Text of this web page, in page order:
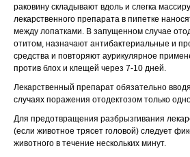
раковину складывают вдоль и слегка
лекарственного препарата в пипетке
между лопатками. В запущенном случае
отитом, назначают антибактериальные и
средства и повторяют аурикулярное
против блох и клещей через 7-10 дней.
Лекарственный препарат обязательно
случаях поражения отодектозом только
Для предотвращения разбрызгивания
(если животное трясет головой) следует
животного в течение нескольких минут.
Политика конфиденциальности
Согласие на обработку перс. данных
+7 (3452) 57-54-36 Заказать звонок
Хотите у нас работать?
Заполнить анкету
Правила оказания ветеринарной
Реквизиты